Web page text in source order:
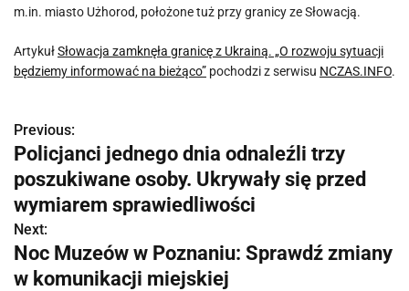
m.in. miasto Użhorod, położone tuż przy granicy ze Słowacją.
ArtykułSłowacja zamknęła granicę z Ukrainą. „O rozwoju sytuacji
będziemy informować na bieżąco” pochodzi z serwisu NCZAS.INFO.
N
a
w
i
g
Previous:
Policjanci jednego dnia odnaleźli trzy
poszukiwane osoby. Ukrywały się przed
wymiarem sprawiedliwości
Next:
Noc Muzeów w Poznaniu: Sprawdź zmiany
w komunikacji miejskiej